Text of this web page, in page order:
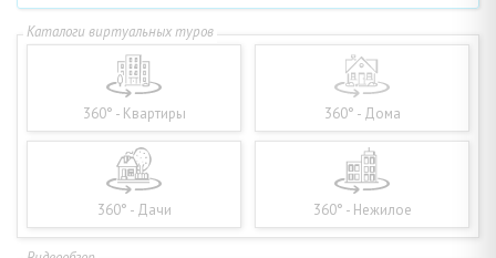
360° - Квартиры 360° - Дома
360° - Дачи 360° - Нежилое